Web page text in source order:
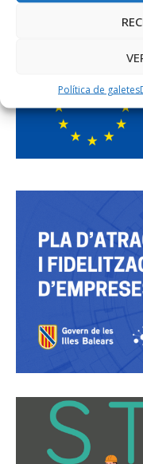
Política de galetes
PROJECTE